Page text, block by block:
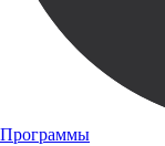
Программы